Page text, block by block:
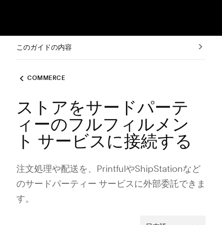
このガイドの内容
COMMERCE
ストアをサードパーテ
ィーのフルフィルメン
ト サービスに接続する
注文処理や配送を⁠、PrintfulやShipStationなど
のサ⁠ードパ⁠ーテ⁠ィ⁠ー サ⁠ービスに外部委託できま
す⁠。